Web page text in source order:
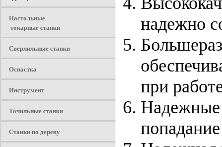
Настольные
токарные станки
Сверлильные станки
Оснастка
Инструмент
Точильные станки
Станки по дереву
надежно
при
Надежные